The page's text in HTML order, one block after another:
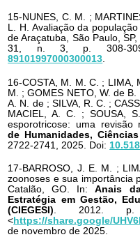
15-NUNES, C. M. ;
L. H. Avaliação da
de Araçatuba, São Paulo, SP,
31, n. 3, p. 308-
89101997000300013.
16-COSTA, M. M. C. ; LIMA,
M. ; GOMES NETO, W. de
A. N. de ; SILVA, R. C. ;
MACIEL, A. C. ; SOUSA,
esporotricose: uma revisão
de Humanidades,
2722-2741, 2025. Doi:
17-BARROSO, J. E. M. ;
zoonoses e sua importância
Catalão, GO. In:Anais
Estratégia em Gestão,
(CIEGESI) . 2012. p.
< https://share.google/
de novembro de 2025.